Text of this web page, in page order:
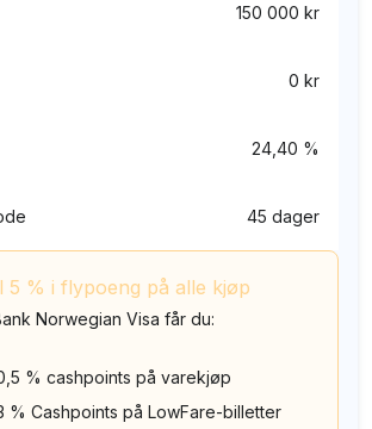
150 000 kr
0 kr
24,40 %
45 dager
5 % i flypoeng på alle kjøp
Norwegian Visa får du:
% cashpoints på varekjøp
% Cashpoints på LowFare-billetter